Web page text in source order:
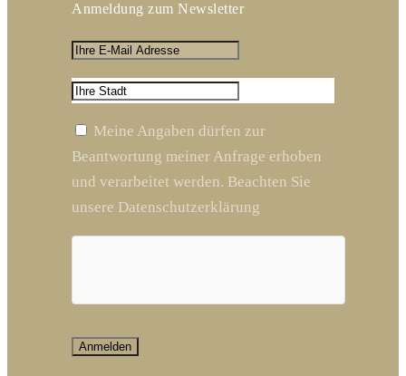
Anmeldung zum Newsletter
Meine Angaben dürfen zur
Beantwortung meiner Anfrage erhoben
und verarbeitet werden. Beachten Sie
unsere Datenschutzerklärung